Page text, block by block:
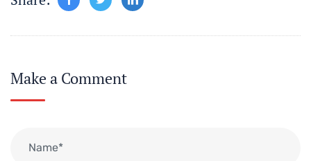
Make a Comment